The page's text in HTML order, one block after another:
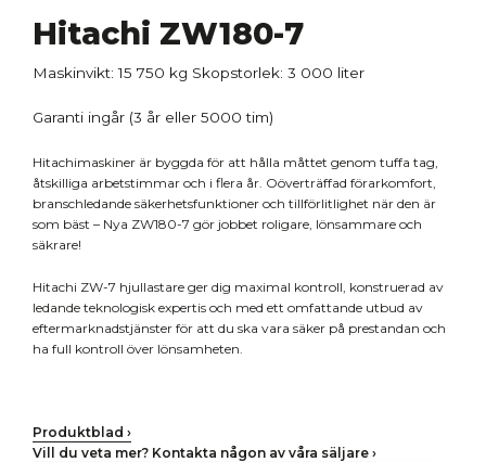
Hitachi ZW180-7
Maskinvikt: 15 750 kg Skopstorlek: 3 000 liter
Garanti ingår (3 år eller 5000 tim)
Hitachimaskiner är byggda för att hålla måttet genom tuffa tag,
åtskilliga arbetstimmar och i flera år. Oöverträffad förarkomfort,
branschledande säkerhetsfunktioner och tillförlitlighet när den är
som bäst – Nya ZW180-7 gör jobbet roligare, lönsammare och
säkrare!
Hitachi ZW-7 hjullastare ger dig maximal kontroll, konstruerad av
ledande teknologisk expertis och med ett omfattande utbud av
eftermarknadstjänster för att du ska vara säker på prestandan och
ha full kontroll över lönsamheten.
Produktblad ›
Vill du veta mer? Kontakta någon av våra säljare ›